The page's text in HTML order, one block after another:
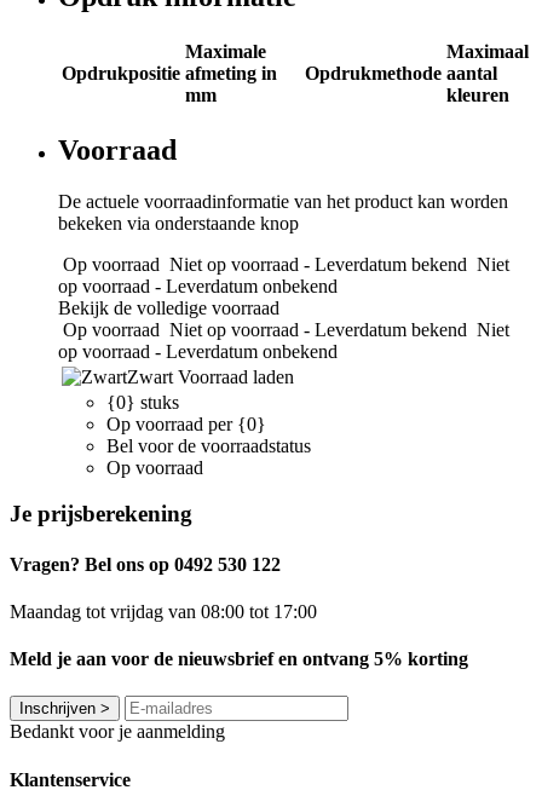
Opdrukpositie
Maximale
afmeting in
mm
Opdrukmethode
Maximaal
aantal
kleuren
Voorraad
De actuele voorraadinformatie van het product kan worden
bekeken via onderstaande knop
Op voorraad Niet op voorraad - Leverdatum bekend Niet
op voorraad - Leverdatum onbekend
Bekijk de volledige voorraad
Op voorraad Niet op voorraad - Leverdatum bekend Niet
op voorraad - Leverdatum onbekend
Zwart Voorraad laden
{0} stuks
Op voorraad per {0}
Bel voor de voorraadstatus
Op voorraad
Je prijsberekening
Vragen? Bel ons op 0492 530 122
Maandag tot vrijdag van 08:00 tot 17:00
Meld je aan voor de nieuwsbrief en ontvang 5% korting
Inschrijven >
Bedankt voor je aanmelding
Klantenservice